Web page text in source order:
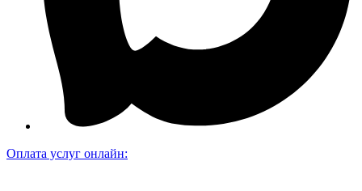
Оплата услуг онлайн: